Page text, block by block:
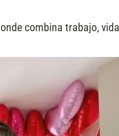
combina trabajo, vida